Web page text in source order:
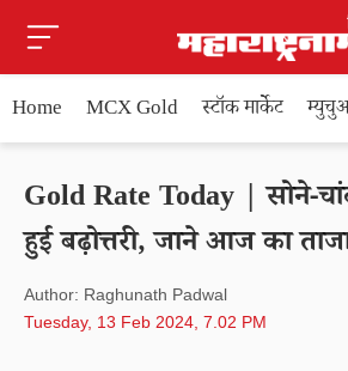
Home MCX Gold स्टॉक मार्केट
Gold Rate Today | सोने-
हुई बढ़ोत्तरी, जाने आज का
Author: Raghunath Padwal
Tuesday, 13 Feb 2024, 7.02 PM